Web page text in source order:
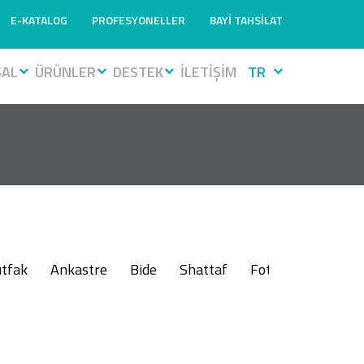
E-KATALOG PROFESYONELLER BAYİ TAHSİLAT
ÜRÜNLER DESTEK İLETİŞİM TR
Ankastre Bide Shattaf Fotoselli